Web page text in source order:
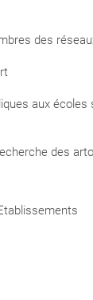
des
aux écoles
des